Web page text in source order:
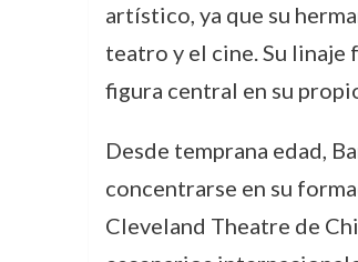
artístico, ya que su
teatro y el cine. Su linaje
figura central en su
Desde temprana edad,
concentrarse en su
Cleveland Theatre de